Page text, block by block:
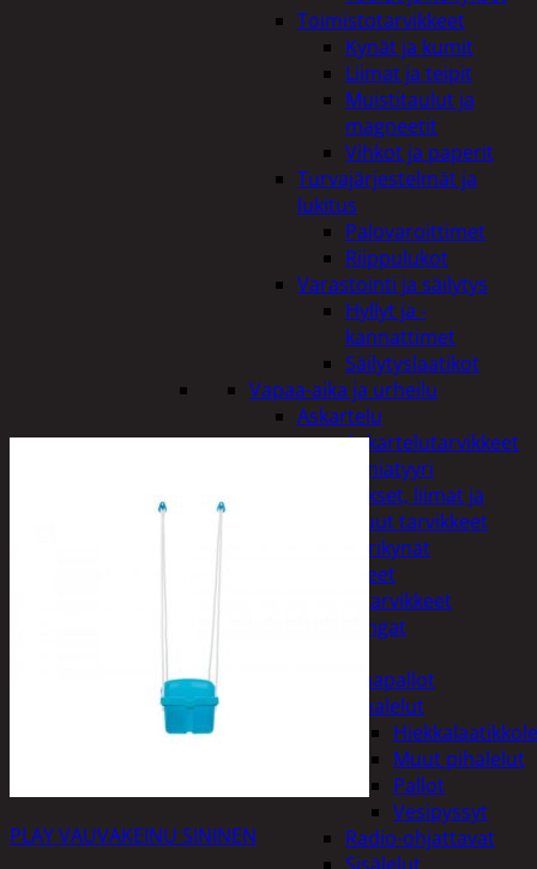
Toimistotarvikkeet
Kynät ja kumit
Liimat ja teipit
Muistitaulut ja
magneetit
Vihkot ja paperit
Turvajärjestelmät ja
lukitus
Palovaroittimet
Riippulukot
Varastointi ja säilytys
Hyllyt ja -
kannattimet
Säilytyslaatikot
Vapaa-aika ja urheilu
Askartelu
Askartelutarvikkeet
Miniatyyri
Sakset, liimat ja
muut tarvikkeet
Värikynät
Harrasteet
Käsityötarvikkeet
Langat
Ilmapallot
Pihalelut
Muut pihalelut
Pallot
Vesipyssyt
Radio-ohjattavat
PLAY VAUVAKEINU SININEN